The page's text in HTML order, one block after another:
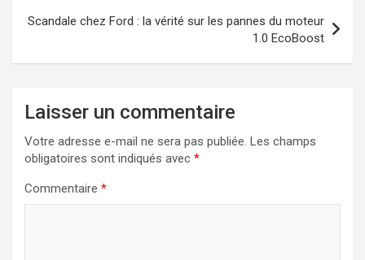
Scandale chez Ford : la vérité sur les pannes du moteur
1.0 EcoBoost
Laisser un commentaire
Votre adresse e-mail ne sera pas publiée. Les champs
obligatoires sont indiqués avec *
Commentaire *